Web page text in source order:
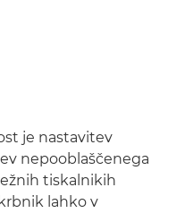
je nastavitev
nepooblaščenega
tiskalnikih
lahko v